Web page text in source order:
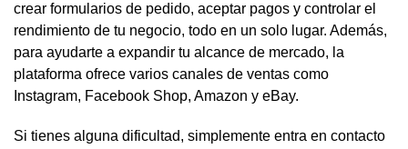
crear formularios de pedido, aceptar pagos y controlar el
rendimiento de tu negocio, todo en un solo lugar. Además,
para ayudarte a expandir tu alcance de mercado, la
plataforma ofrece varios canales de ventas como
Instagram, Facebook Shop, Amazon y eBay.
Si tienes alguna dificultad, simplemente entra en contacto